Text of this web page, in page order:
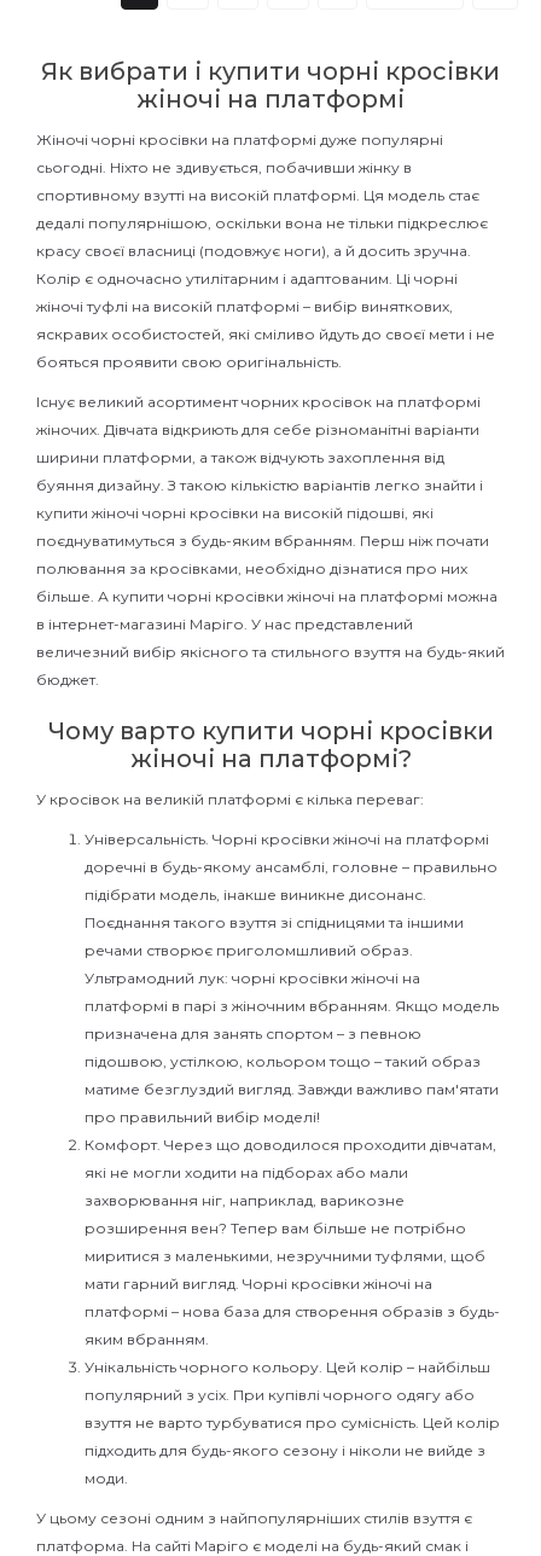
Як вибрати і купити чорні кросівки
жіночі на платформі
Жіночі чорні кросівки на платформі дуже популярні
сьогодні. Ніхто не здивується, побачивши жінку в
спортивному взутті на високій платформі. Ця модель стає
дедалі популярнішою, оскільки вона не тільки підкреслює
красу своєї власниці (подовжує ноги), а й досить зручна.
Колір є одночасно утилітарним і адаптованим. Ці чорні
жіночі туфлі на високій платформі – вибір виняткових,
яскравих особистостей, які сміливо йдуть до своєї мети і не
бояться проявити свою оригінальність.
Існує великий асортимент чорних кросівок на платформі
жіночих. Дівчата відкриють для себе різноманітні варіанти
ширини платформи, а також відчують захоплення від
буяння дизайну. З такою кількістю варіантів легко знайти і
купити жіночі чорні кросівки на високій підошві, які
поєднуватимуться з будь-яким вбранням. Перш ніж почати
полювання за кросівками, необхідно дізнатися про них
більше. А купити чорні кросівки жіночі на платформі можна
в інтернет-магазині Маріго. У нас представлений
величезний вибір якісного та стильного взуття на будь-який
бюджет.
Чому варто купити чорні кросівки
жіночі на платформі?
У кросівок на великій платформі є кілька переваг:
Універсальність. Чорні кросівки жіночі на платформі
доречні в будь-якому ансамблі, головне – правильно
підібрати модель, інакше виникне дисонанс.
Поєднання такого взуття зі спідницями та іншими
речами створює приголомшливий образ.
Ультрамодний лук: чорні кросівки жіночі на
платформі в парі з жіночним вбранням. Якщо модель
призначена для занять спортом – з певною
підошвою, устілкою, кольором тощо – такий образ
матиме безглуздий вигляд. Завжди важливо пам'ятати
про правильний вибір моделі!
Комфорт. Через що доводилося проходити дівчатам,
які не могли ходити на підборах або мали
захворювання ніг, наприклад, варикозне
розширення вен? Тепер вам більше не потрібно
миритися з маленькими, незручними туфлями, щоб
мати гарний вигляд. Чорні кросівки жіночі на
платформі – нова база для створення образів з будь-
яким вбранням.
Унікальність чорного кольору. Цей колір – найбільш
популярний з усіх. При купівлі чорного одягу або
взуття не варто турбуватися про сумісність. Цей колір
підходить для будь-якого сезону і ніколи не вийде з
моди.
У цьому сезоні одним з найпопулярніших стилів взуття є
платформа. На сайті Маріго є моделі на будь-який смак і